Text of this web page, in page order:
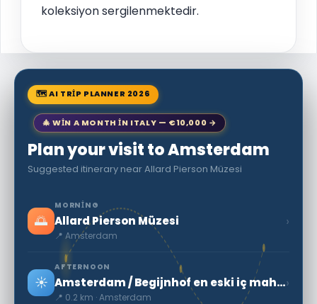
koleksiyon sergilenmektedir.
🗺 AI TRIP PLANNER 2026
🎄 WIN A MONTH IN ITALY — €10,000 →
Plan your visit to Amsterdam
Suggested itinerary near Allard Pierson Müzesi
🌅
MORNING
Allard Pierson Müzesi
📍 Amsterdam
›
☀️
AFTERNOON
Amsterdam / Begijnhof en eski iç mahkemelerden biridir
📍 0.2 km · Amsterdam
›